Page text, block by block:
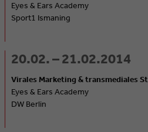
Eyes & Ears Academy
Sport1 Ismaning
20.02. – 21.02.2014
Virales Marketing & transmediales
Eyes & Ears Academy
DW Berlin